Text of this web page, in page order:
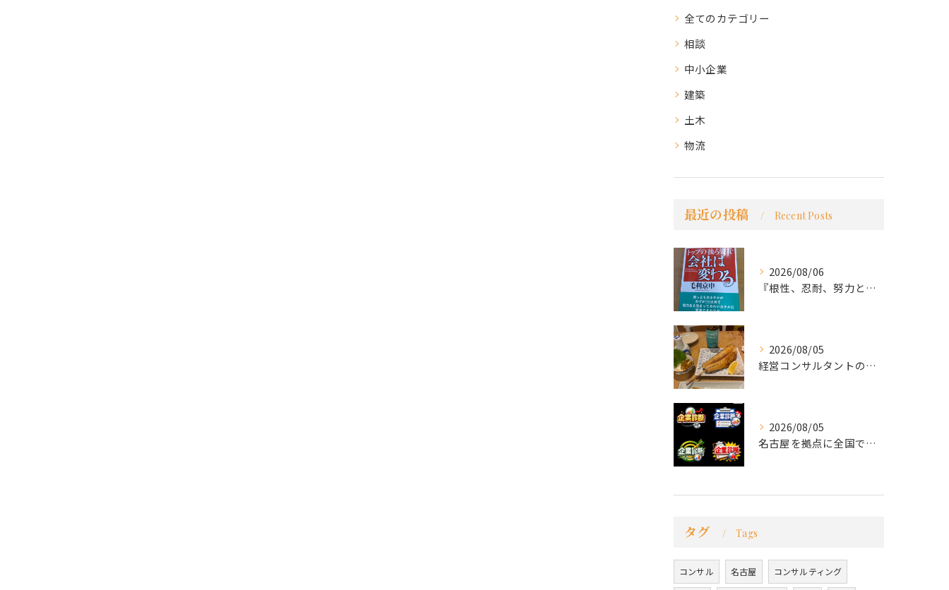
全てのカテゴリー
相談
中小企業
建築
土木
物流
最近の投稿 Recent Posts
2026/08/06
『根性、忍耐、努力という言葉は死語なのか』
2026/08/05
経営コンサルタントのモーちゃん・毛利京申です。
2026/08/05
名古屋を拠点に全国で活動する 経営コンサルタントの 毛利京申...
タグ Tags
コンサル 名古屋 コンサルティング